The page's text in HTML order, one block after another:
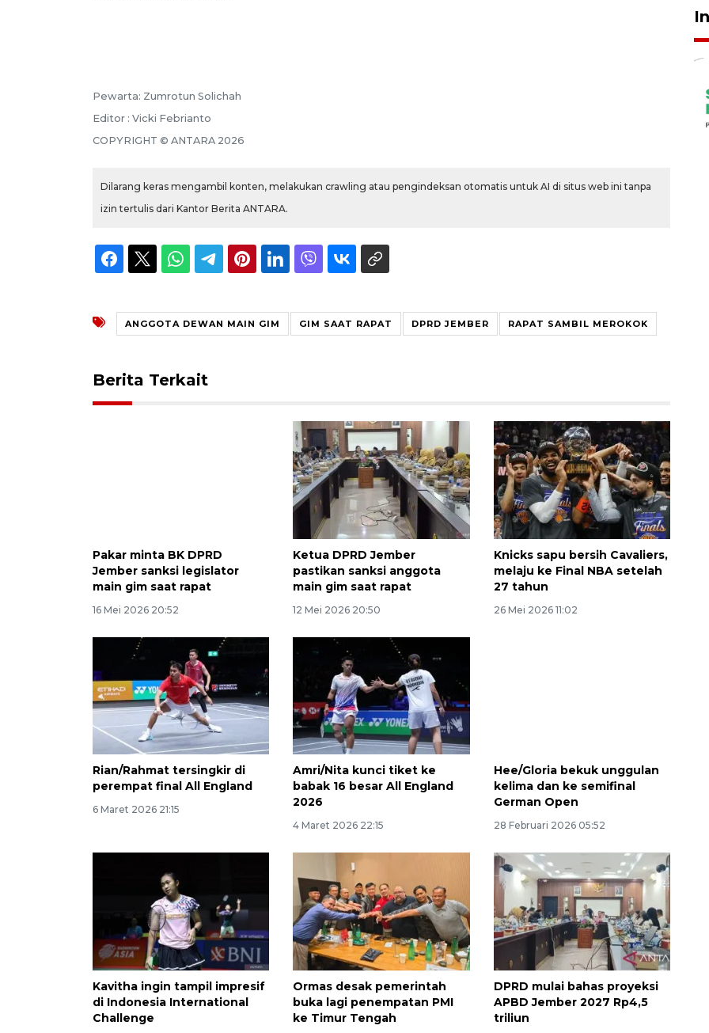
Pewarta: Zumrotun Solichah
Editor : Vicki Febrianto
COPYRIGHT © ANTARA 2026
Dilarang keras mengambil konten, melakukan crawling atau pengindeksan otomatis untuk AI di situs web ini tanpa
izin tertulis dari Kantor Berita ANTARA.
ANGGOTA DEWAN MAIN GIM GIM SAAT RAPAT DPRD JEMBER RAPAT SAMBIL MEROKOK
Berita Terkait
Pakar minta BK DPRD
Jember sanksi legislator
main gim saat rapat
16 Mei 2026 20:52
Ketua DPRD Jember
pastikan sanksi anggota
main gim saat rapat
12 Mei 2026 20:50
Knicks sapu bersih Cavaliers,
melaju ke Final NBA setelah
27 tahun
26 Mei 2026 11:02
Rian/Rahmat tersingkir di
perempat final All England
6 Maret 2026 21:15
Amri/Nita kunci tiket ke
babak 16 besar All England
2026
4 Maret 2026 22:15
Hee/Gloria bekuk unggulan
kelima dan ke semifinal
German Open
28 Februari 2026 05:52
Kavitha ingin tampil impresif
di Indonesia International
Challenge
Ormas desak pemerintah
buka lagi penempatan PMI
ke Timur Tengah
DPRD mulai bahas proyeksi
APBD Jember 2027 Rp4,5
triliun
Awas penipuan berbasis AI